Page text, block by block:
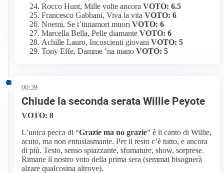
Rocco Hunt, Mille volte ancoraVOTO: 6.5
Francesco Gabbani, Viva la vitaVOTO: 6
Noemi, Se t’innamori muoriVOTO: 6
Marcella Bella, Pelle diamanteVOTO: 6
Achille Lauro, Incoscienti giovaniVOTO: 5
Tony Effe, Damme ‘na manoVOTO: 5
00:39
Chiude la seconda serata Willie Peyote
VOTO: 8
L’unica pecca di “Grazie ma no grazie” è il canto di Willie,
acuto, ma non entusiasmante. Per il resto c’è tutto, e ancora
di più. Testo, senso spiazzante, sfumature, show, sorprese.
Rimane il nostro voto della prima sera (semmai bisognerà
alzare qualcosina altrove).